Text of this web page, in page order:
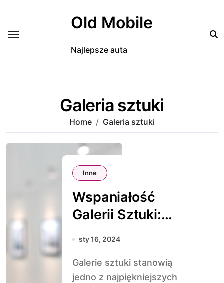
Old Mobile
Najlepsze auta
Galeria sztuki
Home Galeria sztuki
Inne
Wspaniałość
Galerii Sztuki:
Odkrywajmy Jej
sty 16, 2024
Galerie sztuki stanowią
jedno z najpiękniejszych